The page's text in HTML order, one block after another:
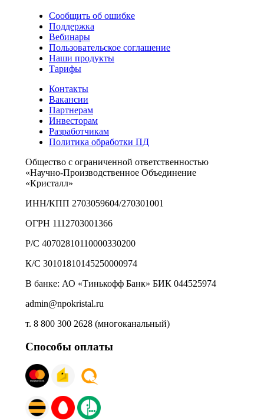
Сообщить об ошибке
Поддержка
Вебинары
Пользовательское соглашение
Наши продукты
Тарифы
Контакты
Вакансии
Партнерам
Инвесторам
Разработчикам
Политика обработки ПД
Общество с ограниченной ответственностью
«Научно-Производственное Объединение
«Кристалл»
ИНН/КПП 2703059604/270301001
ОГРН 1112703001366
Р/С 40702810110000330200
К/С 30101810145250000974
В банке: АО «Тинькофф Банк» БИК 044525974
admin@npokristal.ru
т. 8 800 300 2628 (многоканальный)
Способы оплаты